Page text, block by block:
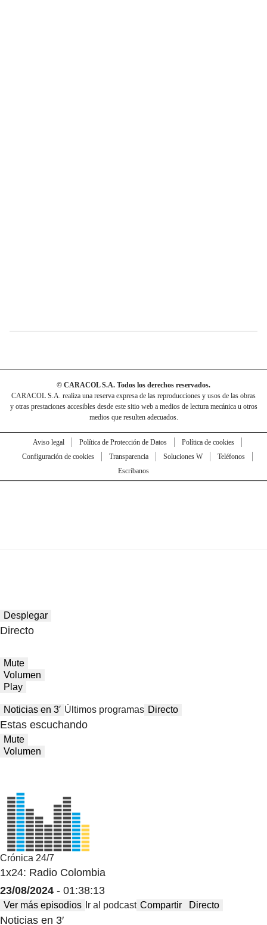
© CARACOL S.A. Todos los derechos reservados.
CARACOL S.A. realiza una reserva expresa de las reproducciones y usos de las obras
y otras prestaciones accesibles desde este sitio web a medios de lectura mecánica u otros
medios que resulten adecuados.
Aviso legal Política de Protección de Datos
Política de cookies
Configuración de cookies
Transparencia Soluciones W
Teléfonos
Escríbanos
Desplegar
Directo
Mute
Volumen
Play
Noticias en 3′ Últimos programas Directo
Estas escuchando
Mute
Volumen
Crónica 24/7
1x24: Radio Colombia
23/08/2024 - 01:38:13
Ver más episodios Ir al podcast Compartir Directo
Noticias en 3′